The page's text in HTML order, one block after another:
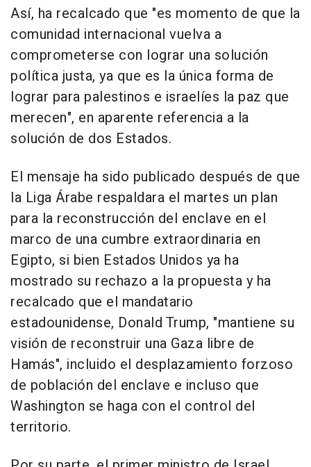
Así, ha recalcado que "es momento de que la
comunidad internacional vuelva a
comprometerse con lograr una solución
política justa, ya que es la única forma de
lograr para palestinos e israelíes la paz que
merecen", en aparente referencia a la
solución de dos Estados.
El mensaje ha sido publicado después de que
la Liga Árabe respaldara el martes un plan
para la reconstrucción del enclave en el
marco de una cumbre extraordinaria en
Egipto, si bien Estados Unidos ya ha
mostrado su rechazo a la propuesta y ha
recalcado que el mandatario
estadounidense, Donald Trump, "mantiene su
visión de reconstruir una Gaza libre de
Hamás", incluido el desplazamiento forzoso
de población del enclave e incluso que
Washington se haga con el control del
territorio.